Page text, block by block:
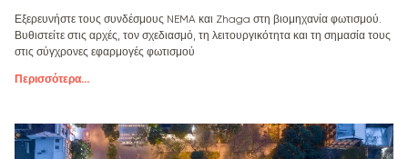
Εξερευνήστε τους συνδέσμους NEMA και Zhaga στη βιομηχανία φωτισμού.
Βυθιστείτε στις αρχές, τον σχεδιασμό, τη λειτουργικότητα και τη σημασία τους
στις σύγχρονες εφαρμογές φωτισμού
Περισσότερα...